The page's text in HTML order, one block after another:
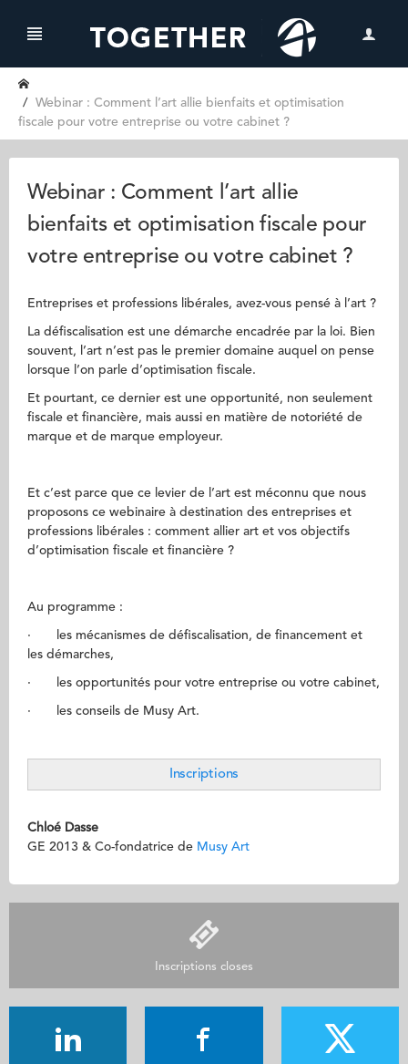
Webinar : Comment l’art allie bienfaits et optimisation
fiscale pour votre entreprise ou votre cabinet ?
Webinar : Comment l’art allie
bienfaits et optimisation fiscale pour
votre entreprise ou votre cabinet ?
Entreprises et professions libérales, avez-vous pensé à l’art ?
La défiscalisation est une démarche encadrée par la loi. Bien
souvent, l’art n’est pas le premier domaine auquel on pense
lorsque l’on parle d’optimisation fiscale.
Et pourtant, ce dernier est une opportunité, non seulement
fiscale et financière, mais aussi en matière de notoriété de
marque et de marque employeur.
Et c’est parce que ce levier de l’art est méconnu que nous
proposons ce webinaire à destination des entreprises et
professions libérales : comment allier art et vos objectifs
d’optimisation fiscale et financière ?
Au programme :
· les mécanismes de défiscalisation, de financement et
les démarches,
· les opportunités pour votre entreprise ou votre cabinet,
· les conseils de Musy Art.
Inscriptions
Chloé Dasse
GE 2013 & Co-fondatrice de Musy Art
Inscriptions closes